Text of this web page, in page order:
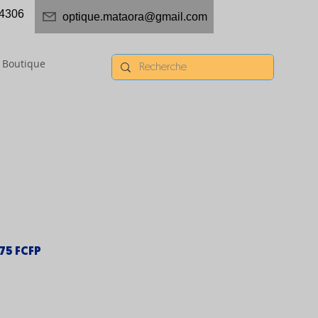
optique.mataora@gmail.com
Boutique
FCFP